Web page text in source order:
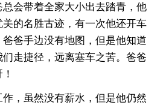
会带着全家大小出去踏青，他
的名胜古迹，有一次他还开车
爸手边没有地图，但是他知道
走捷径，远离塞车之苦。爸爸
，虽然没有薪水，但是他仍然